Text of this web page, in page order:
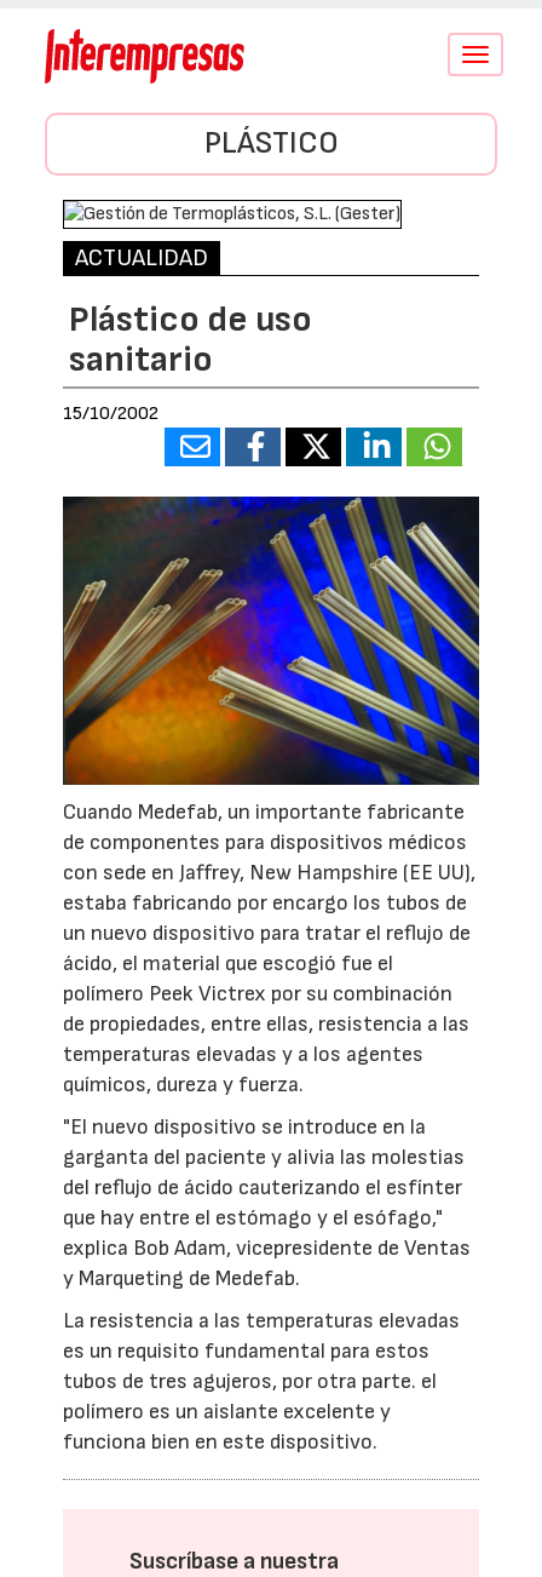
Conmutar
PLÁSTICO
ACTUALIDAD
Plástico de uso
sanitario
15/10/2002
Cuando Medefab, un importante fabricante
de componentes para dispositivos médicos
con sede en Jaffrey, New Hampshire (EE UU),
estaba fabricando por encargo los tubos de
un nuevo dispositivo para tratar el reflujo de
ácido, el material que escogió fue el
polímero Peek Victrex por su combinación
de propiedades, entre ellas, resistencia a las
temperaturas elevadas y a los agentes
químicos, dureza y fuerza.
"El nuevo dispositivo se introduce en la
garganta del paciente y alivia las molestias
del reflujo de ácido cauterizando el esfínter
que hay entre el estómago y el esófago,"
explica Bob Adam, vicepresidente de Ventas
y Marqueting de Medefab.
La resistencia a las temperaturas elevadas
es un requisito fundamental para estos
tubos de tres agujeros, por otra parte. el
polímero es un aislante excelente y
funciona bien en este dispositivo.
Suscríbase a nuestra